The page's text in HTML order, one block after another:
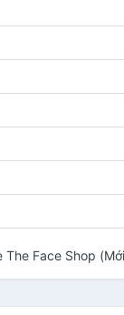
The Face Shop